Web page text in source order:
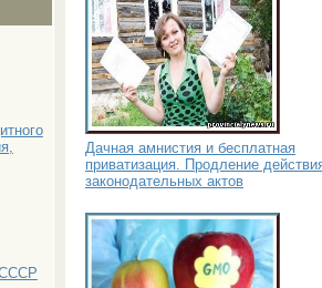
Дачная амнистия и бесплатная
приватизация. Продление
законодательных актов